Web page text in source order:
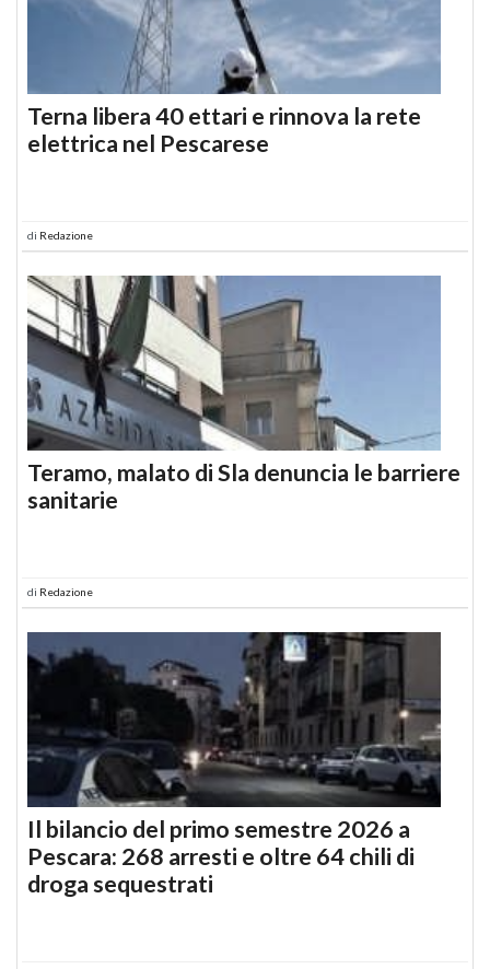
Terna libera 40 ettari e rinnova la rete
elettrica nel Pescarese
di Redazione
Teramo, malato di Sla denuncia le barriere
sanitarie
di Redazione
Il bilancio del primo semestre 2026 a
Pescara: 268 arresti e oltre 64 chili di
droga sequestrati